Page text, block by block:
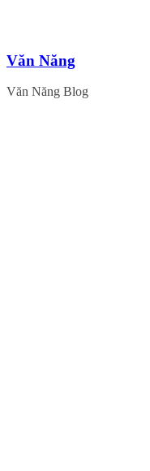
Skip
content
Văn Năng
Văn Năng Blog